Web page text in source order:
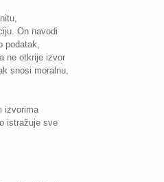
On navodi
podatak,
ne otkrije izvor
snosi moralnu,
izvorima
istražuje sve